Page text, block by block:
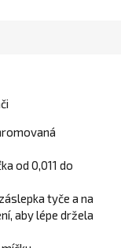
od 0,011 do
tyče a na
aby lépe držela